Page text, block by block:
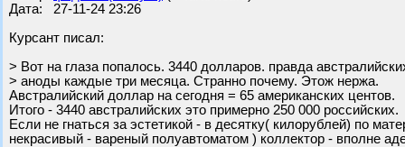
Дата: 27-11-24 23:26
Курсант писал:
> Вот на глаза попалось. 3440 долларов. правда
> аноды каждые три месяца. Странно почему. Этож нержа.
Австралийский доллар на сегодня = 65 американских центов.
Итого - 3440 австралийских это примерно 250 000 российских.
Если не гнаться за эстетикой - в десятку( килорублей) по
некрасивый - вареный полуавтоматом ) коллектор - вполне